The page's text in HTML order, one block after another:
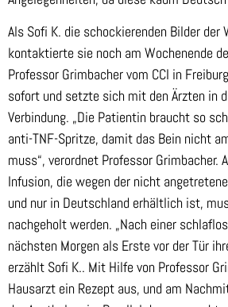
Als Sofi K. die schockierenden Bilder der
kontaktierte sie noch am Wochenende
Professor Grimbacher vom CCI in
sofort und setzte sich mit den Ärzten in
Verbindung. „Die Patientin braucht so
anti-TNF-Spritze, damit das Bein nicht
muss“, verordnet Professor Grimbacher.
Infusion, die wegen der nicht
und nur in Deutschland erhältlich ist,
nachgeholt werden. „Nach einer
nächsten Morgen als Erste vor der Tür
erzählt Sofi K.. Mit Hilfe von Professor
Hausarzt ein Rezept aus, und am